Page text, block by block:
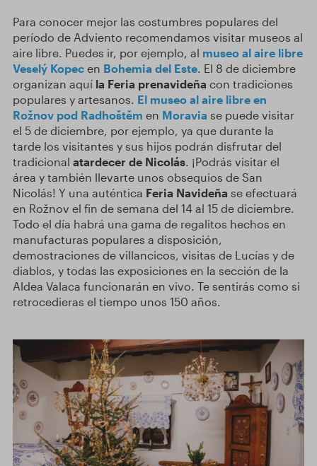
Para conocer mejor las costumbres populares del
período de Adviento recomendamos visitar museos al
aire libre. Puedes ir, por ejemplo, al museo al aire libre
Veselý Kopec en Bohemia del Este. El 8 de diciembre
organizan aquí la Feria prenavideña con tradiciones
populares y artesanos. El museo al aire libre en
Rožnov pod Radhoštěm en Moravia se puede visitar
el 5 de diciembre, por ejemplo, ya que durante la
tarde los visitantes y sus hijos podrán disfrutar del
tradicional atardecer de Nicolás. ¡Podrás visitar el
área y también llevarte unos obsequios de San
Nicolás! Y una auténtica Feria Navideña se efectuará
en Rožnov el fin de semana del 14 al 15 de diciembre.
Todo el día habrá una gama de regalitos hechos en
manufacturas populares a disposición,
demostraciones de villancicos, visitas de Lucías y de
diablos, y todas las exposiciones en la sección de la
Aldea Valaca funcionarán en vivo. Te sentirás como si
retrocedieras el tiempo unos 150 años.